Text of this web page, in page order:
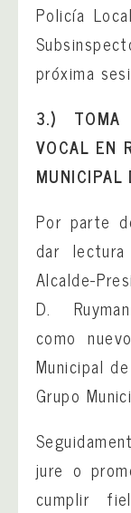
Policía
próxima
3.) TOMA
VOCAL EN
MUNICIPAL
Por parte
dar
Alcalde-
D.
como
Municipal
Grupo
jure o
cumplir